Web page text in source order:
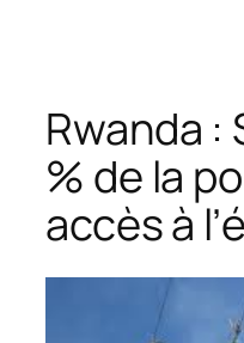
Rwanda :
% de la
accès à